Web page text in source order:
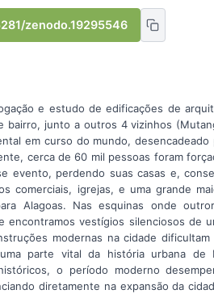
zenodo.19295546
e estudo de edificações de
bairro, junto a outros 4 vizinhos
em curso do mundo,
cerca de 60 mil pessoas foram
evento, perdendo suas casas e,
comerciais, igrejas, e uma grande
Alagoas. Nas esquinas onde
encontramos vestígios silenciosos de
modernas na cidade
parte vital da história urbana de
o período moderno
diretamente na expansão da